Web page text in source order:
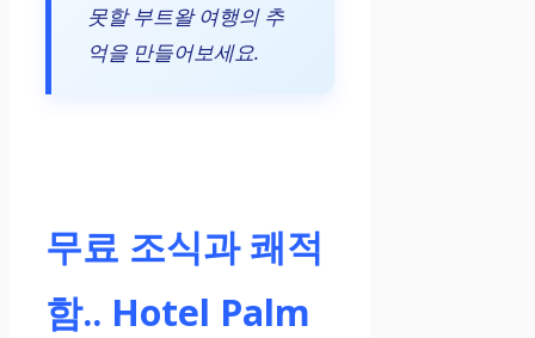
못할 부트왈 여행의 추
억을 만들어보세요.
무료 조식과 쾌적
함.. Hotel Palm